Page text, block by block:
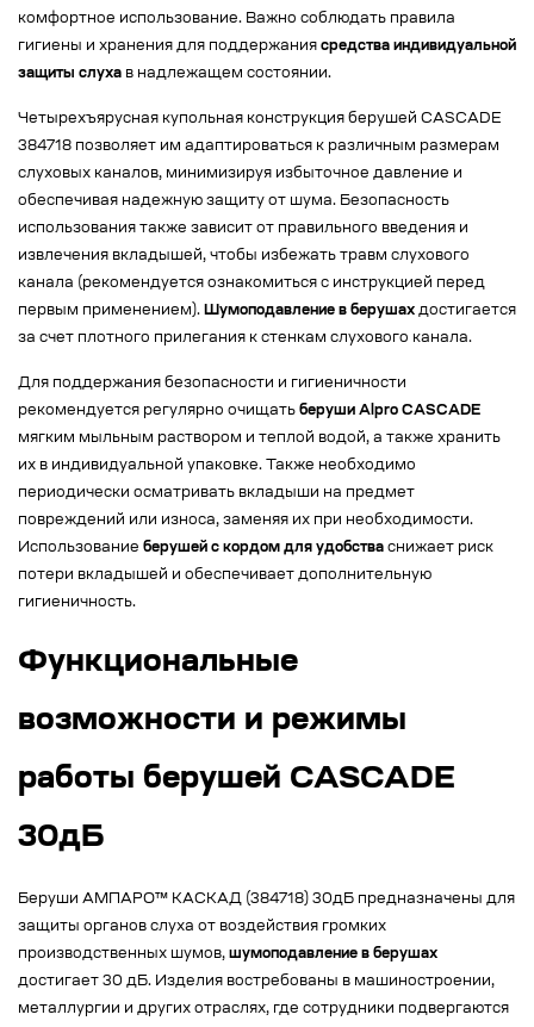
комфортное использование. Важно соблюдать правила
гигиены и хранения для поддержания средства индивидуальной
защиты слуха в надлежащем состоянии.
Четырехъярусная купольная конструкция берушей CASCADE
384718 позволяет им адаптироваться к различным размерам
слуховых каналов, минимизируя избыточное давление и
обеспечивая надежную защиту от шума. Безопасность
использования также зависит от правильного введения и
извлечения вкладышей, чтобы избежать травм слухового
канала (рекомендуется ознакомиться с инструкцией перед
первым применением). Шумоподавление в берушах достигается
за счет плотного прилегания к стенкам слухового канала.
Для поддержания безопасности и гигиеничности
рекомендуется регулярно очищать беруши Alpro CASCADE
мягким мыльным раствором и теплой водой, а также хранить
их в индивидуальной упаковке. Также необходимо
периодически осматривать вкладыши на предмет
повреждений или износа, заменяя их при необходимости.
Использование берушей с кордом для удобства снижает риск
потери вкладышей и обеспечивает дополнительную
гигиеничность.
Функциональные
возможности и режимы
работы берушей CASCADE
30дБ
Беруши АМПАРО™ КАСКАД (384718) 30дБ предназначены для
защиты органов слуха от воздействия громких
производственных шумов, шумоподавление в берушах
достигает 30 дБ. Изделия востребованы в машиностроении,
металлургии и других отраслях, где сотрудники подвергаются